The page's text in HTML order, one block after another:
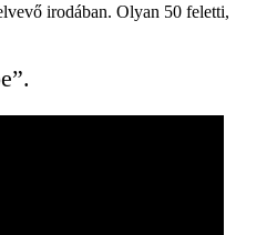
irodában. Olyan 50 feletti,